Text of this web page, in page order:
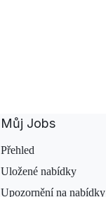
Můj Jobs
Přehled
Uložené nabídky
Upozornění na nabídky